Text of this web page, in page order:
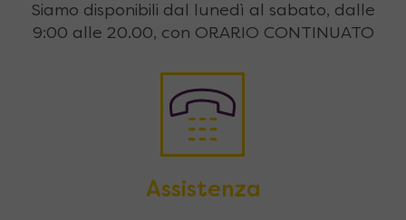
Siamo disponibili dal lunedì al sabato, dalle
9:00 alle 20.00, con ORARIO CONTINUATO
Assistenza